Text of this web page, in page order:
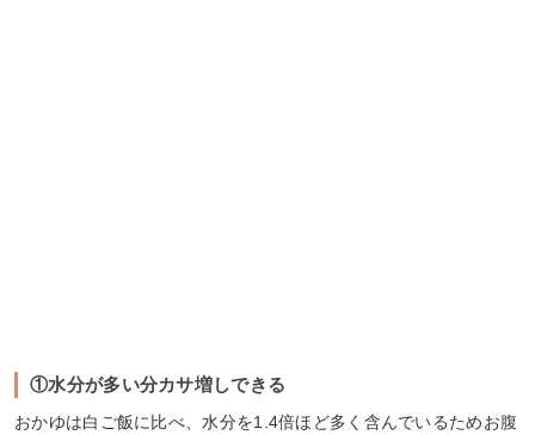
①水分が多い分カサ増しできる
おかゆは白ご飯に比べ、水分を1.4倍ほど多く含んでいるためお腹